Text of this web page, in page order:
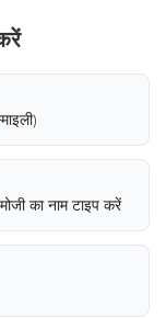
का नाम टाइप करें